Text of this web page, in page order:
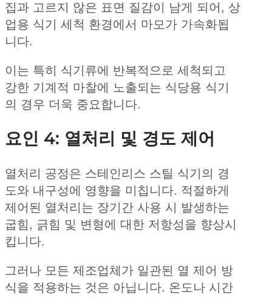
집과 고르지 않은 표면 질감이 남게 되어, 상
업용 식기 세척 환경에서 마모가 가속화됩
니다.
이는 특히 식기류에 반복적으로 세척되고
강한 기계적 마찰에 노출되는 식당용 식기
의 경우 더욱 중요합니다.
요인 4: 열처리 및 경도 제어
열처리 공정은 스테인리스 스틸 식기의 경
도와 내구성에 영향을 미칩니다. 적절하게
제어된 열처리는 장기간 사용 시 발생하는
굽힘, 긁힘 및 변형에 대한 저항성을 향상시
킵니다.
그러나 모든 제조업체가 일관된 열 제어 방
식을 적용하는 것은 아닙니다. 온도나 시간